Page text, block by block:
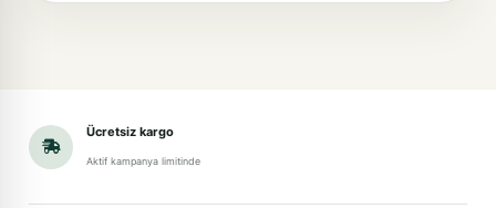
Ücretsiz kargo
Aktif kampanya limitinde